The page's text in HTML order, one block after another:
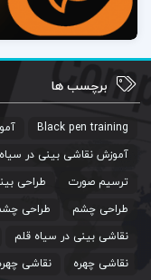
برچسب ها
Black pen training
آموزش نقاشی بینی در
ترسیم صورت
طراحی
طراحی چشم
طراحی
نقاشی بینی در سیاه قلم
نقاشی چهره
نقاشی